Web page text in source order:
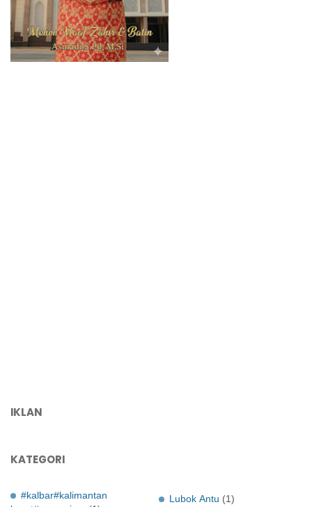
IKLAN
KATEGORI
#kalbar#kalimantan
Lubok Antu (1)